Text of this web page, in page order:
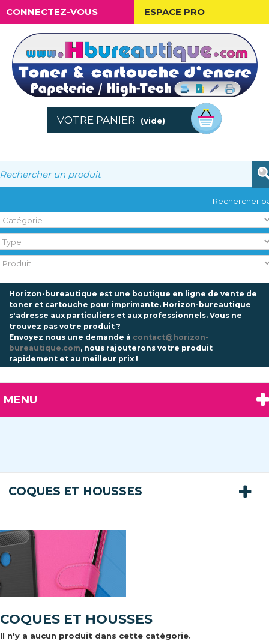
CONNECTEZ-VOUS ESPACE PRO
VOTRE PANIER (vide)
Rechercher
Horizon-bureautique est une boutique en ligne de vente de
toner et cartouche pour imprimante. Horizon-bureautique
s'adresse aux particuliers et aux professionnels. Vous ne
trouvez pas votre produit ?
Envoyez nous une demande à contact@horizon-
bureautique.com, nous rajouterons votre produit
rapidement et au meilleur prix !
MENU
COQUES ET HOUSSES
COQUES ET HOUSSES
Il n'y a aucun produit dans cette catégorie.